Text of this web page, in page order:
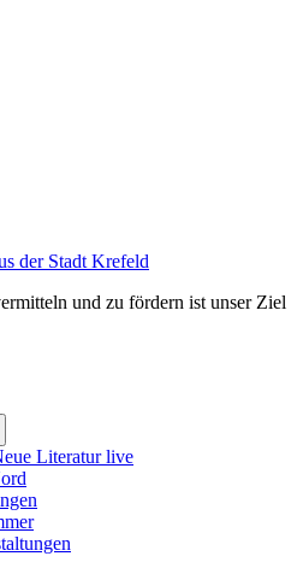
der Stadt Krefeld
und zu fördern ist unser Ziel
Literatur live